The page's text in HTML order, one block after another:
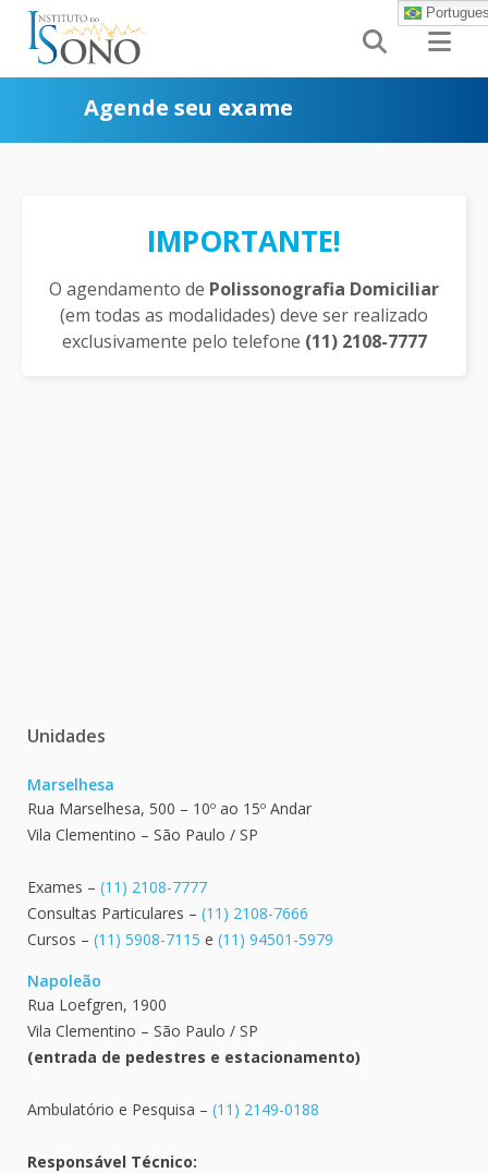
 
Agende seu exame
IMPORTANTE!
O agendamento de Polissonografia Domiciliar
(em todas as modalidades) deve ser realizado
exclusivamente pelo telefone (11) 2108-7777
Unidades
Marselhesa
Rua Marselhesa, 500 – 10º ao 15º Andar
Vila Clementino – São Paulo / SP
Exames – (11) 2108-7777
Consultas Particulares – (11) 2108-7666
Cursos – (11) 5908-7115 e (11) 94501-5979
Napoleão
Rua Loefgren, 1900
Vila Clementino – São Paulo / SP
(entrada de pedestres e estacionamento)
Ambulatório e Pesquisa – (11) 2149-0188
Responsável Técnico: